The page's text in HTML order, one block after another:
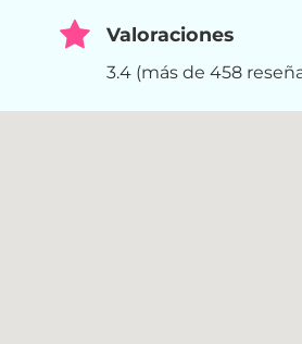
Valoraciones
3.4 (más de 458